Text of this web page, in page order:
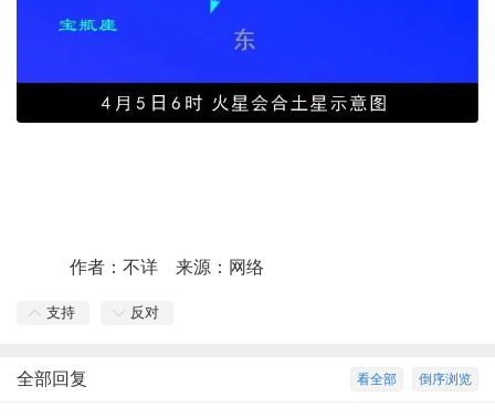
作者：不详 来源：网络
支持 反对
倒序浏览
看全部
全部回复